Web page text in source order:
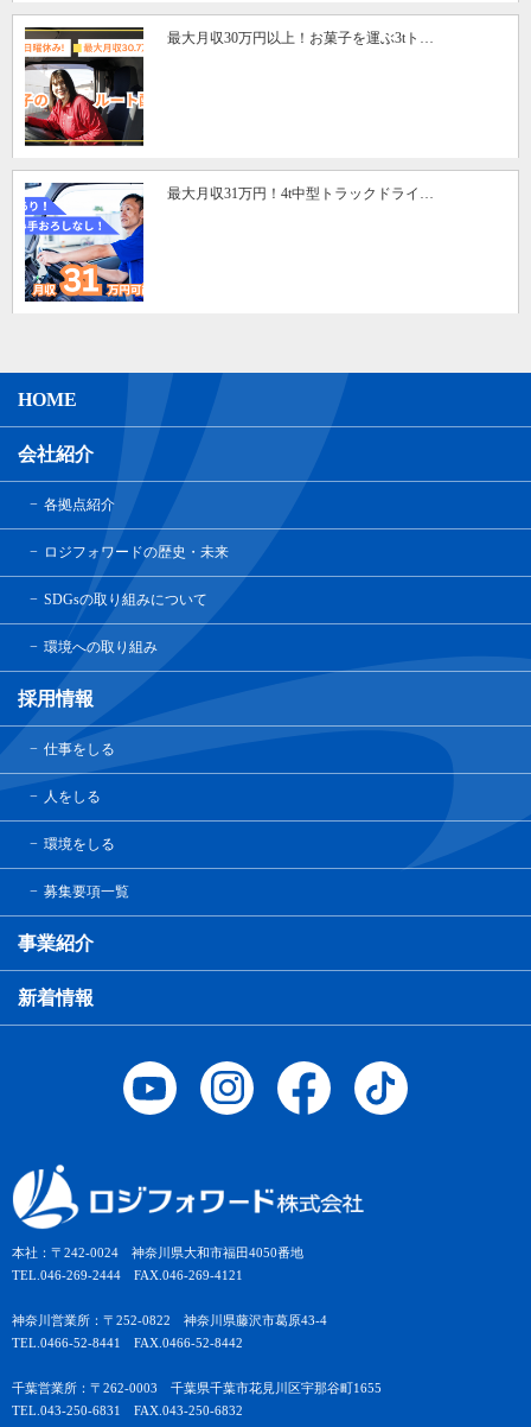
最大月収30万円以上！お菓子を運ぶ3tト…
最大月収31万円！4t中型トラックドライ…
本社：〒242-0024 神奈川県大和市福田4050番地
TEL.046-269-2444 FAX.046-269-4121
神奈川営業所：〒252-0822 神奈川県藤沢市葛原43-4
TEL.0466-52-8441 FAX.0466-52-8442
千葉営業所：〒262-0003 千葉県千葉市花見川区宇那谷町1655
TEL.043-250-6831 FAX.043-250-6832
HOME
会社紹介
各拠点紹介
ロジフォワードの歴史・未来
SDGsの取り組みについて
環境への取り組み
採用情報
仕事をしる
人をしる
環境をしる
募集要項一覧
事業紹介
新着情報